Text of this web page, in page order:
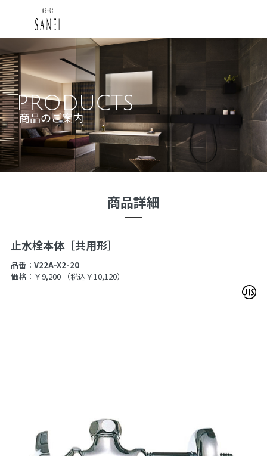
PRODUCTS
商品のご案内
商品詳細
止水栓本体［共用形］
品番： V22A-X2-20
価格：￥9,200
（税込￥10,120）